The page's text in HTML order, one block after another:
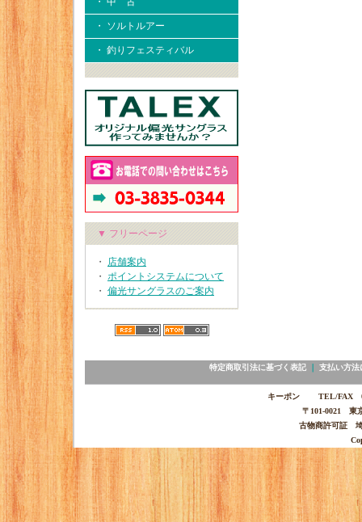
・ ソルトルアー
・ 釣りフェスティバル
▼ フリーページ
・ 店舗案内
・ ポイントシステムについて
・ 偏光サングラスのご案内
特定商取引法に基づく表記｜ 支払い方法
キーポン TEL/FAX
〒101-0021 東
古物商許可証